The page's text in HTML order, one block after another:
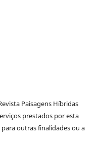
Paisagens Híbridas
prestados por esta
outras finalidades ou a